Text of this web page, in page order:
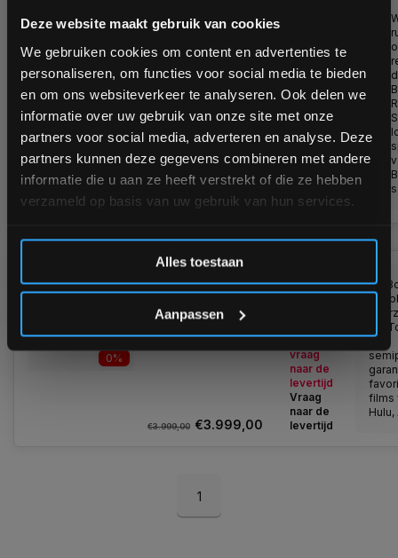
Deze website maakt gebruik van cookies
We gebruiken cookies om content en advertenties te
personaliseren, om functies voor social media te bieden
en om ons websiteverkeer te analyseren. Ook delen we
informatie over uw gebruik van onze site met onze
partners voor social media, adverteren en analyse. Deze
partners kunnen deze gegevens combineren met andere
informatie die u aan ze heeft verstrekt of die ze hebben
verzameld op basis van uw gebruik van hun services.
Alles toestaan
Aanpassen
-5%
Results Series
Gratis Montage
€1.899,00 €1.799,00
Niet op
voorraad,
vraag naar de
levertijd
Vraag naar de
levertijd
0%
loopband - semi-
commercieel -
Gratis Montage
€3.999,00 €3.999,00
voorraad,
vraag
naar de
levertijd
Vraag
naar de
levertijd
De
HD
en
films
Hulu,
1
Bam! 5% korting op je volgende
Schrijf je in voor onze nieuwsbrief om op de hoogte te
blijven over onze nieuwe producten, deals en meer
interessante info. Ontvang 5% korting op je eerstvolgende
aankoop! 😀
Inschrijven
*Verzendkosten vallen buiten de korting